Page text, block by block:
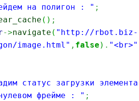
на полигон : " ;
( ) ;
->navigate ( "http://rbot.biz-
image.html" , false ) . "<br>"
статус загрузки
фрейме : " ;